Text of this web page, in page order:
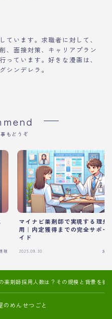
ています。求職者に対して、
、面接対策、キャリアプラン
っています。好きな漫画は、
シンデレラ。
もどうぞ
報
マイナビ薬剤師で実現する理想
用｜内定獲得までの完全サポー
イド
2025.09.30 お
薬剤師採用人数は？その規模と背景を徹
のめんせつごと